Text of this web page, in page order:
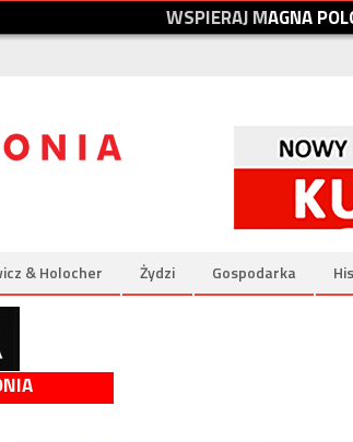
WSPIERAJMAGNAPOL
& Holocher Żydzi Gospodarka